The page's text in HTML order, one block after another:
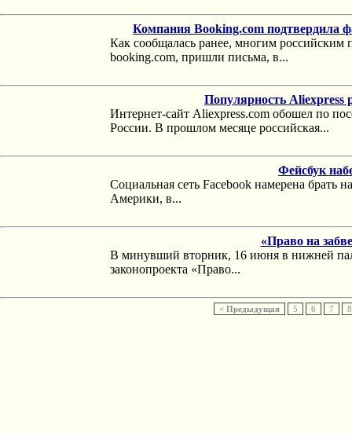
Компания Booking.com подтвердила
Как сообщалась ранее, многим российским
booking.com, пришли письма, в...
Популярность Aliexpress
Интернет-сайт Aliexpress.com обошел по
России. В прошлом месяце российская...
Фейсбук
Социальная сеть Facebook намерена брать
Америки, в...
«Право на
В минувший вторник, 16 июня в нижней
законопроекта «Право...
< Предыдущая 5 6 7 8